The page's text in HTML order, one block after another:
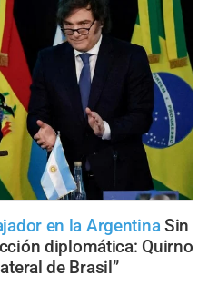
en la Argentina Sin
diplomática: Quirno
de Brasil”